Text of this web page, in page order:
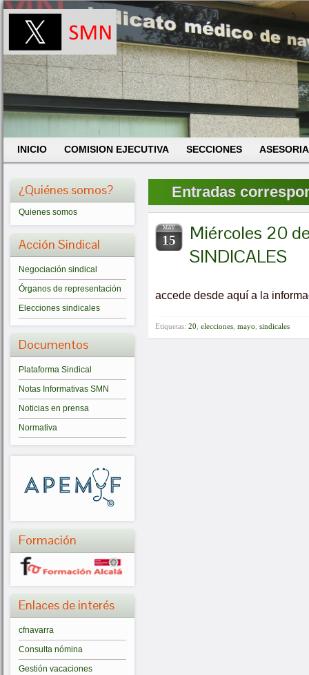
INICIO COMISION EJECUTIVA SECCIONES
¿Quiénes somos?
Quienes somos
Acción Sindical
Negociación sindical
Órganos de representación
Elecciones sindicales
Documentos
Plataforma Sindical
Notas Informativas SMN
Noticias en prensa
Normativa
Formación
Enlaces de interés
cfnavarra
Consulta nómina
Gestión vacaciones
Entradas
MAY
15
Miércoles 20
SINDICALES
accede desde aquí a la
Etiquetas: 20 elecciones mayo sindicales